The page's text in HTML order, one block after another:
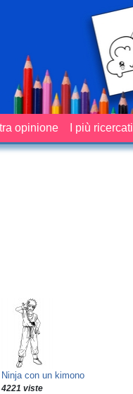
opinione I più ricercati
Ninja con un kimono
4221 viste